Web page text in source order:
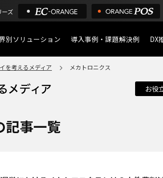
ーズ
み
別ソリューション
業
レル
ユース・
イクルショップ
導入事例・課題解決例 DX
を考えるメディア メカトロニクス
お役
記事一覧